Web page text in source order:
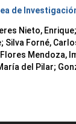
de
Nieto, Enrique;
; Silva Forné,
Flores Mendoza,
del Pilar;